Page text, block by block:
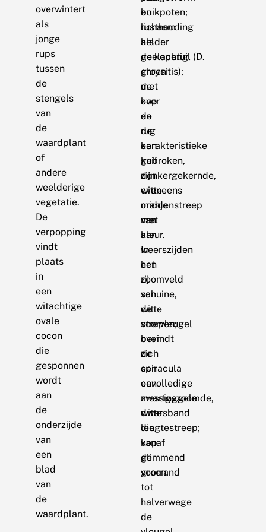
overwintert
als
jonge
rups
tussen
de
stengels
van
de
waardplant
of
andere
weelderige
vegetatie.
De
verpopping
vindt
plaats
in
een
witachtige
ovale
cocon
die
gesponnen
wordt
aan
de
onderzijde
van
een
blad
van
de
waardplant.
en
rusthouding
als
de koperuil (D.
chrysitis);
de
kop
en
de
karakteristieke
kuif
zijn
eveneens
oranje
van
kleur.
In
het
zoomveld
van
de
voorvleugel
bevindt
zich
een
onvolledige
messinggele
dwarsband
die
vanaf
de
voorrand
tot
halverwege
de
buikpoten;
lichaam
helder
geelachtig
groen
met
over
de
rug
een
gebroken,
donkergekernde,
witte
middenstreep
met
aan
weerszijden
een
rij
schuine,
witte
strepen;
over
de
spiracula
een
zwartgezoomde,
witte
lengtestreep;
kop
glimmend
groen.